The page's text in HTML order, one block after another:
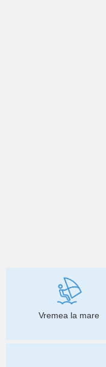
Vremea la mare